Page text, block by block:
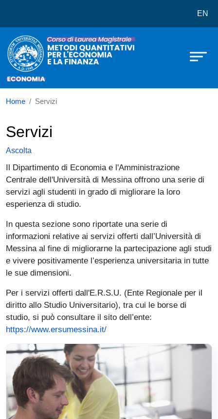
Corso di laurea in LM-56 MetodiEN
Home Servizi
Servizi
Ascolta
Il Dipartimento di Economia e l'Amministrazione
Centrale dell'Università di Messina offrono una serie di
servizi agli studenti in grado di migliorare la loro
esperienza di studio.
In questa sezione sono riportate una serie di
informazioni relative ai servizi offerti dall’Università di
Messina al fine di migliorarne la partecipazione agli studi
e vivere positivamente l’esperienza universitaria in tutte
le sue dimensioni.
Per i servizi offerti dall'E.R.S.U. (Ente Regionale per il
diritto allo Studio Universitario), tra cui le borse di
studio, si può consultare il sito dell’ente:
https://www.ersumessina.it/
Immagine